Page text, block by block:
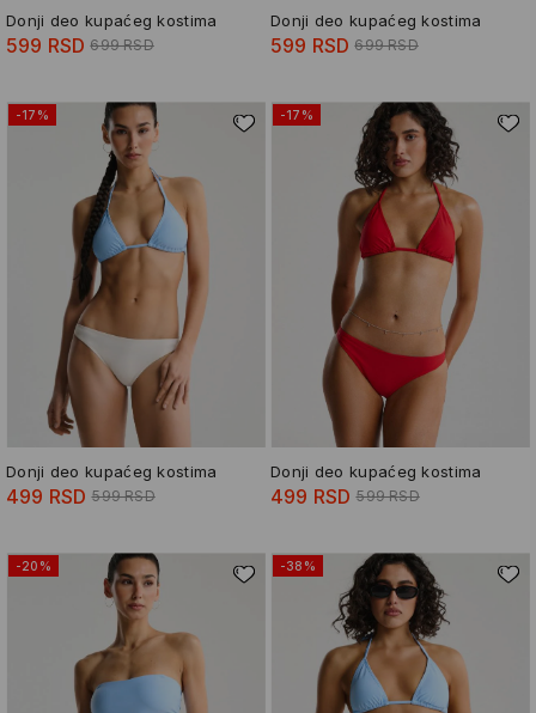
Donji deo kupaćeg kostima
599 RSD 699 RSD
Donji deo kupaćeg kostima
599 RSD 699 RSD
-17%
Donji deo kupaćeg kostima
499 RSD 599 RSD
-17%
Donji deo kupaćeg kostima
499 RSD 599 RSD
-20% -38%